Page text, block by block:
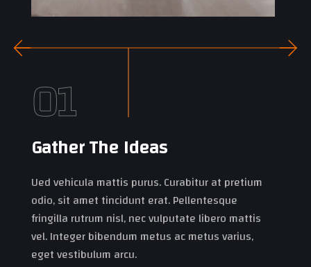
Gather The Ideas
Ued vehicula mattis purus. Curabitur at pretium
odio, sit amet tincidunt erat. Pellentesque
fringilla rutrum nisl, nec vulputate libero mattis
vel. Integer bibendum metus ac metus varius,
eget vestibulum arcu.
01